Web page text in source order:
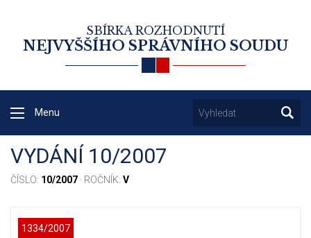
SBÍRKA ROZHODNUTÍ
NEJVYŠŠÍHO SPRÁVNÍHO SOUDU
Menu
VYDÁNÍ 10/2007
ČÍSLO: 10/2007 · ROČNÍK: V
1334/2007